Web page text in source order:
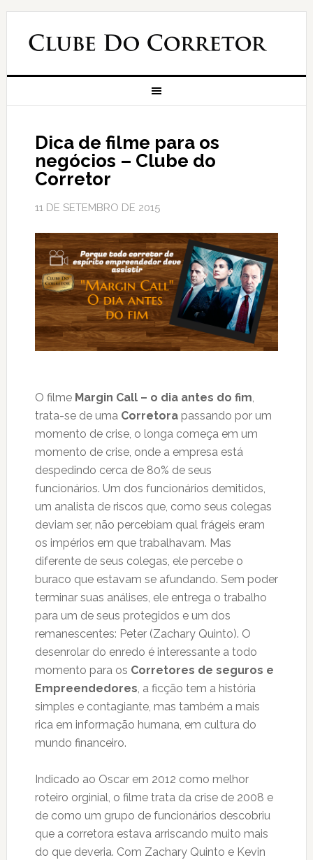
Dica de filme para os
negócios – Clube do
Corretor
11 DE SETEMBRO DE 2015
O filme Margin Call – o dia antes do fim,
trata-se de uma Corretorapassando por um
momento de crise, o longa começa em um
momento de crise, onde a empresa está
despedindo cerca de 80% de seus
funcionários. Um dos funcionários demitidos,
um analista de riscos que, como seus colegas
deviam ser, não percebiam qual frágeis eram
os impérios em que trabalhavam. Mas
diferente de seus colegas, ele percebe o
buraco que estavam se afundando. Sem poder
terminar suas análises, ele entrega o trabalho
para um de seus protegidos e um dos
remanescentes: Peter (Zachary Quinto). O
desenrolar do enredo é interessante a todo
momento para os Corretores de seguros e
Empreendedores, a ficção tem a história
simples e contagiante, mas também a mais
rica em informação humana, em cultura do
mundo financeiro.
Indicado ao Oscar em 2012 como melhor
roteiro orginial, o filme trata da crise de 2008 e
de como um grupo de funcionários descobriu
que a corretora estava arriscando muito mais
do que deveria. Com Zachary Quinto e Kevin